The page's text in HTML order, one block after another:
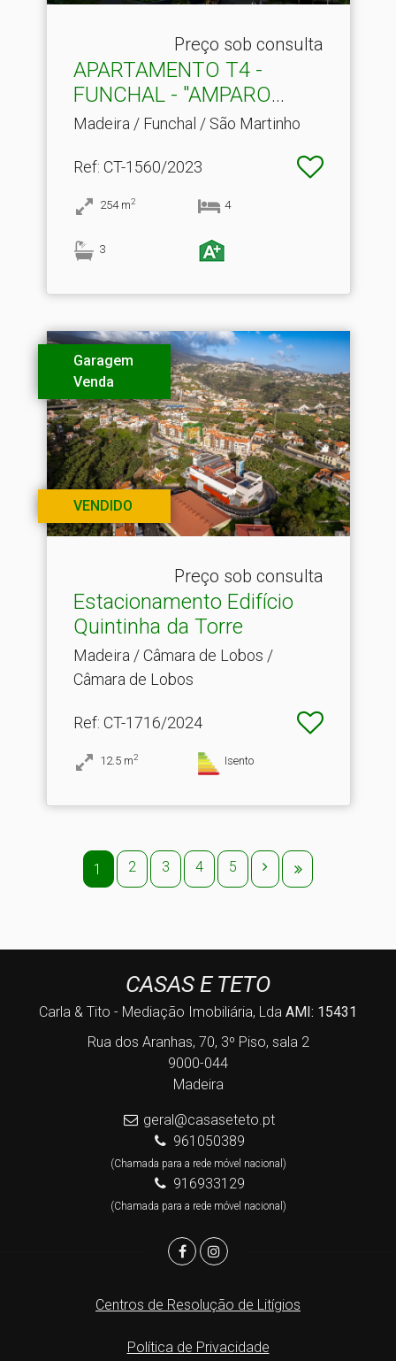
Preço sob consulta
APARTAMENTO T4 -
FUNCHAL - "AMPARO
VIEW"
Madeira / Funchal / São Martinho
Ref: CT-1560/2023
254 m2 4
3
Garagem
Venda
VENDIDO
Preço sob consulta
Estacionamento Edifício
Quintinha da Torre
Madeira / Câmara de Lobos /
Câmara de Lobos
Ref: CT-1716/2024
12.5 m2 Isento
1 2 3 4 5
CASAS E TETO
Carla & Tito - Mediação Imobiliária, Lda AMI: 15431
Rua dos Aranhas, 70, 3º Piso, sala 2
9000-044
Madeira
geral@casaseteto.pt
961050389
(Chamada para a rede móvel nacional)
916933129
(Chamada para a rede móvel nacional)
Centros de Resolução de Litígios
Política de Privacidade